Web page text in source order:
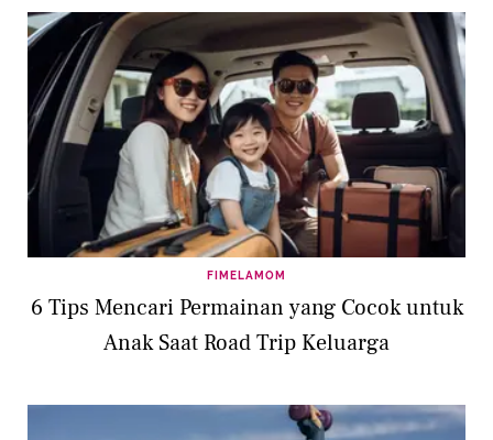
FIMELAMOM
6 Tips Mencari Permainan yang Cocok untuk
Anak Saat Road Trip Keluarga